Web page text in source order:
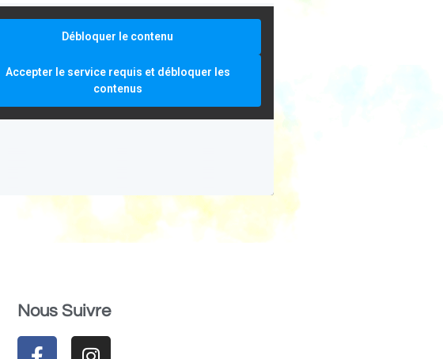
Débloquer le contenu
Accepter le service requis et débloquer les
contenus
Nous Suivre